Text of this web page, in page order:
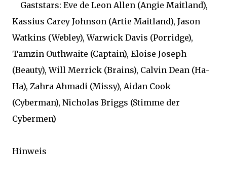
Gaststars: Eve de Leon Allen (Angie Maitland),
Kassius Carey Johnson (Artie Maitland), Jason
Watkins (Webley), Warwick Davis (Porridge),
Tamzin Outhwaite (Captain), Eloise Joseph
(Beauty), Will Merrick (Brains), Calvin Dean (Ha-
Ha), Zahra Ahmadi (Missy), Aidan Cook
(Cyberman), Nicholas Briggs (Stimme der
Cybermen)
Hinweis